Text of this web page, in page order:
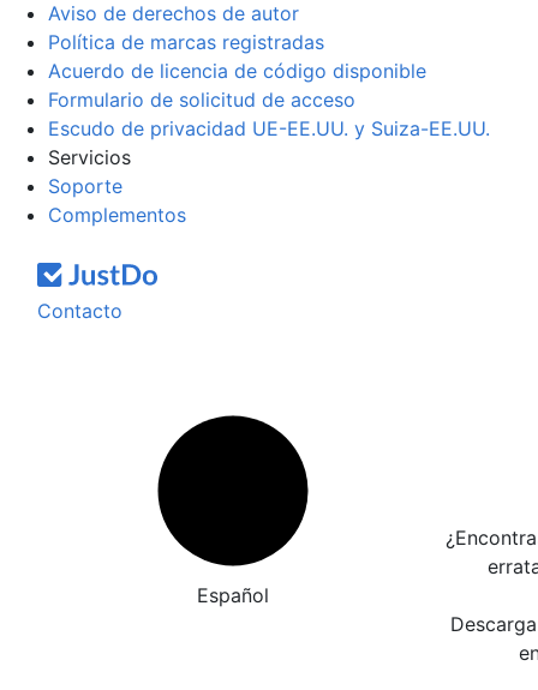
Aviso de derechos de autor
Política de marcas registradas
Acuerdo de licencia de código disponible
Formulario de solicitud de acceso
Escudo de privacidad UE-EE.UU. y Suiza-EE.UU.
Servicios
Soporte
Complementos
Contacto
Español